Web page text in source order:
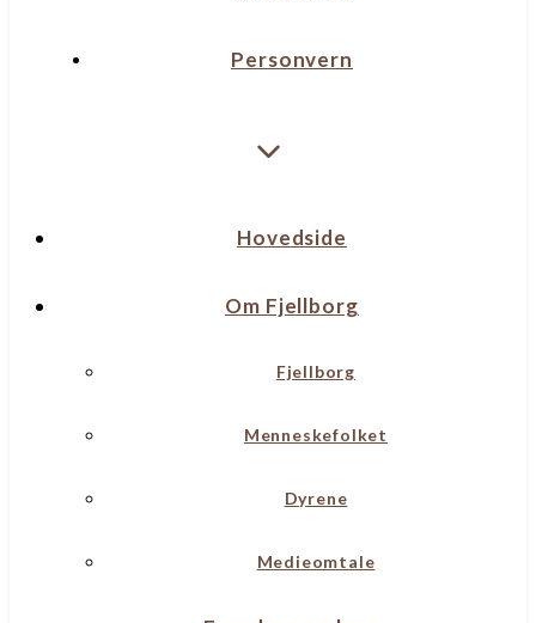
Personvern
Hovedside
Om Fjellborg
Fjellborg
Menneskefolket
Dyrene
Medieomtale